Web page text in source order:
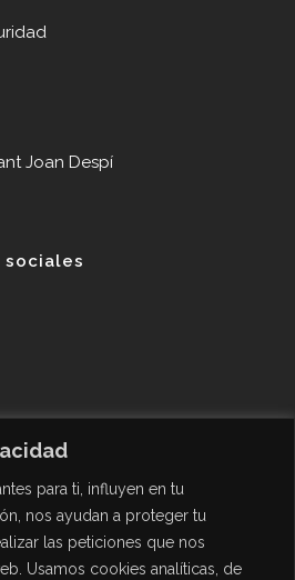
para ti, influyen en tu
nos ayudan a proteger tu
las peticiones que nos
Usamos cookies analíticas, de
Joan Despí
sociales